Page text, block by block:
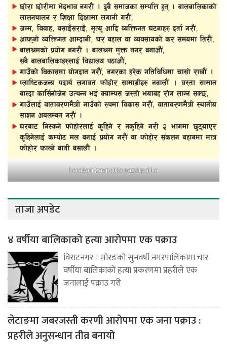
kerabari gaupalika nagarpalika
ताजा अपडेट
४ वर्षीया बालिकाको हत्या आरोपमा एक पक्राउ
विराटनगर । मोरङको सुनवर्षी नगरपालिकामा चार
वर्षीया बालिकाको हत्या प्रकरणमा प्रहरीले एक
जनालाई पक्राउ गरी
लेटाङमा जबरजस्ती करणी आरोपमा एक जना पक्राउ :
प्रहरीले अनुसन्धान तीव्र बनायो